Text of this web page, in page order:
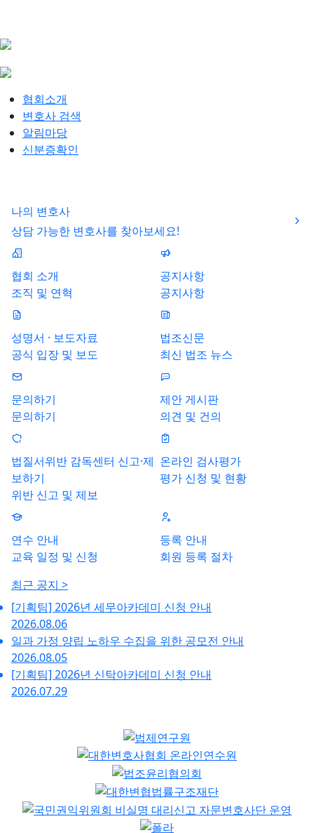
협회소개
변호사 검색
알림마당
신분증확인
나의 변호사
상담 가능한 변호사를 찾아보세요!
협회 소개
조직 및 연혁
공지사항
공지사항
성명서 · 보도자료
공식 입장 및 보도
법조신문
최신 법조 뉴스
문의하기
문의하기
제안 게시판
의견 및 건의
법질서위반 감독센터 신고·제
보하기
위반 신고 및 제보
온라인 검사평가
평가 신청 및 현황
연수 안내
교육 일정 및 신청
등록 안내
회원 등록 절차
최근 공지 >
[기획팀] 2026년 세무아카데미 신청 안내
2026.08.06
일과 가정 양립 노하우 수집을 위한 공모전 안내
2026.08.05
[기획팀] 2026년 신탁아카데미 신청 안내
2026.07.29